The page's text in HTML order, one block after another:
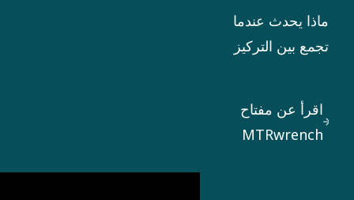
حرارية
عملاقة
الصرف
الصحي إلى
ماذا يحدث عندما
تجمع بين التركيز
احتياجات العملاء،
والإبداع المتواصل
اقرأ عن مفتاح
MTRwrench